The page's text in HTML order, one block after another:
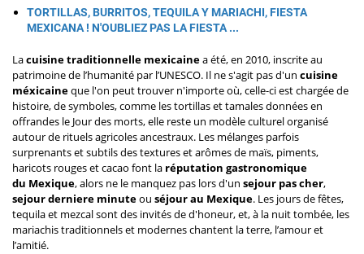
TORTILLAS, BURRITOS, TEQUILA Y MARIACHI, FIESTA
MEXICANA ! N'OUBLIEZ PAS LA FIESTA ...
Lacuisine traditionnelle mexicainea été, en 2010, inscrite au
patrimoine de l’humanité par l’UNESCO. Il ne s'agit pas d'un cuisine
méxicaineque l'on peut trouver n'importe où, celle-ci est chargée de
histoire, de symboles, comme les tortillas et tamales données en
offrandes le Jour des morts, elle reste un modèle culturel organisé
autour de rituels agricoles ancestraux. Les mélanges parfois
surprenants et subtils des textures et arômes de maïs, piments,
haricots rouges et cacao font la réputation gastronomique
du Mexique, alors ne le manquez pas lors d'un sejour pas cher,
sejour derniere minuteou séjour au Mexique. Les jours de fêtes,
tequila et mezcal sont des invités de d'honeur, et, à la nuit tombée, les
mariachis traditionnels et modernes chantent la terre, l’amour et
l’amitié.